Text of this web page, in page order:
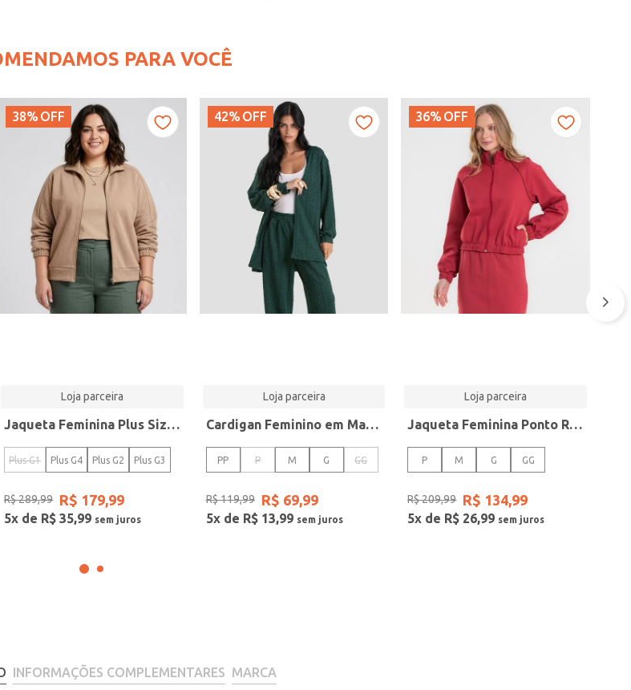
PARA VOCÊ
38% OFF
Loja parceira
Jaqueta Feminina Plus Size Secret Glam Marrom
Plus G1 Plus G4 Plus G2 Plus G3
R$289,99 R$ 179,99
5x de R$ 35,99
42% OFF
Loja parceira
Cardigan Feminino em Malha Tricot Rustic Dianna Verde
PP P M G GG
R$119,99 R$ 69,99
5x de R$ 13,99
36% OFF
Loja parceira
Jaqueta Feminina Ponto Roma Manga Raglan Rovitex Vermelho
P M G GG
R$209,99 R$ 134,99
5x de R$ 26,99
INFORMAÇÕES COMPLEMENTARES MARCA